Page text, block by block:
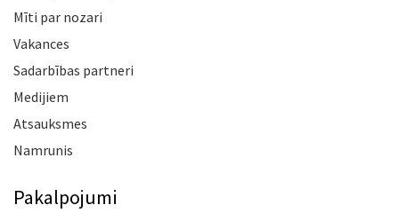
Mīti par nozari
Vakances
Sadarbības partneri
Medijiem
Atsauksmes
Namrunis
Pakalpojumi